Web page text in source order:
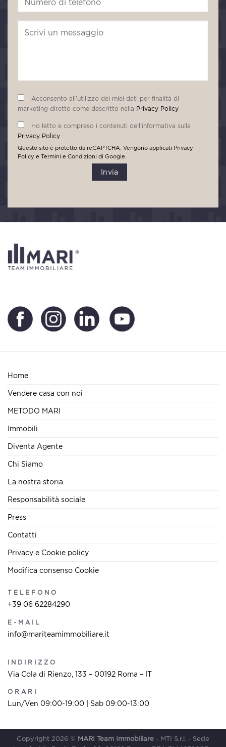
Acconsento all’utilizzo dei miei dati per finalità di
marketing diretto come descritto nella Privacy Policy
Ho letto e compreso i contenuti dell’informativa sulla
Privacy Policy
Questo sito è protetto da reCAPTCHA. Vengono applicati Privacy
Policy e Termini e Condizioni di Google.
Invia
Home
Vendere casa con noi
METODO MARI
Immobili
Diventa Agente
Chi Siamo
La nostra storia
Responsabilità sociale
Press
Contatti
Privacy e Cookie policy
Modifica consenso Cookie
TELEFONO
+39 06 62284290
E-MAIL
info@mariteamimmobiliare.it
INDIRIZZO
Via Cola di Rienzo, 133 – 00192 Roma – IT
ORARI
Lun/Ven 09:00-19:00 | Sab 09:00-13:00
Copyright 2026 © MARI Team Immobiliare - MTI S.r.l. - Sede